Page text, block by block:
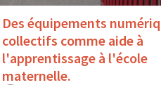
Des équipements
collectifs comme aide à
l'apprentissage à l'école
maternelle.